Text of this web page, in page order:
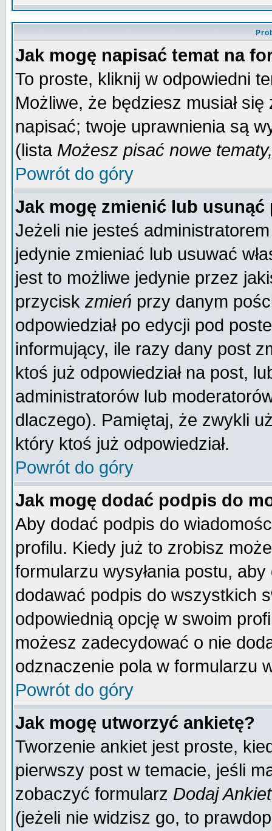
Jak mogę napisać temat na
To proste, kliknij w odpowiedni
Możliwe, że będziesz musiał
napisać; twoje uprawnienia są
(lista Możesz pisać nowe
Powrót do góry
Jak mogę zmienić lub usunąć
Jeżeli nie jesteś
jedynie zmieniać lub usuwać
jest to możliwe jedynie przez
przycisk zmień przy danym
odpowiedział po edycji pod
informujący, ile razy dany post
ktoś już odpowiedział na post,
administratorów lub
dlaczego). Pamiętaj, że zwykli
który ktoś już odpowiedział.
Powrót do góry
Jak mogę dodać podpis do
Aby dodać podpis do
profilu. Kiedy już to zrobisz
formularzu wysyłania postu,
dodawać podpis do wszystkich
odpowiednią opcję w swoim
możesz zadecydować o nie
odznaczenie pola w formularzu
Powrót do góry
Jak mogę utworzyć ankietę?
Tworzenie ankiet jest proste,
pierwszy post w temacie, jeśli
zobaczyć formularz Dodaj
(jeżeli nie widzisz go, to